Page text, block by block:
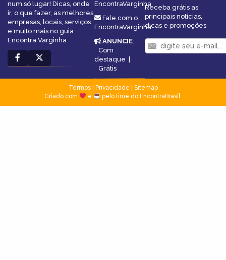
num só lugar! Dicas, onde
ir, o que fazer, as melhores
empresas, locais, serviços
e muito mais no guia
Encontra Varginha.
EncontraVarginha
Fale com o
EncontraVarginha
ANUNCIE:
Com
destaque |
Grátis
Receba grátis as
principais notícias,
dicas e promoções
Termos| Privacidade
Sitemap
Criado com
e pelo time do EncontraBrasil